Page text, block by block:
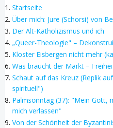
Startseite
Über mich: Jure (Schorsi) von
Der Alt-Katholizismus und ich
„Queer-Theologie" –
Kloster Eisbergen nicht mehr
Was braucht der Markt –
Schaut auf das Kreuz (Replik
spirituell")
Palmsonntag (37): "Mein Gott,
mich verlassen"
Von der Schönheit der